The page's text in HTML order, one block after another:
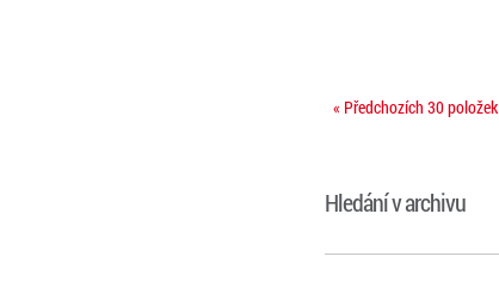
« Předchozích 30 položek
Hledání v archivu